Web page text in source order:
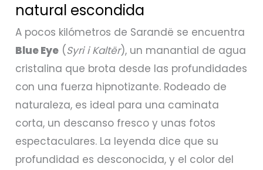
natural escondida
A pocos kilómetros de Sarandë se encuentra
Blue Eye (Syri i Kaltër), un manantial de agua
cristalina que brota desde las profundidades
con una fuerza hipnotizante. Rodeado de
naturaleza, es ideal para una caminata
corta, un descanso fresco y unas fotos
espectaculares. La leyenda dice que su
profundidad es desconocida, y el color del